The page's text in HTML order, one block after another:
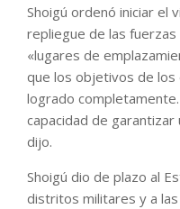
Shoigú ordenó iniciar el
repliegue de las
«lugares de
que los objetivos de los
logrado
capacidad de
dijo.
Shoigú dio de plazo al
distritos militares y a